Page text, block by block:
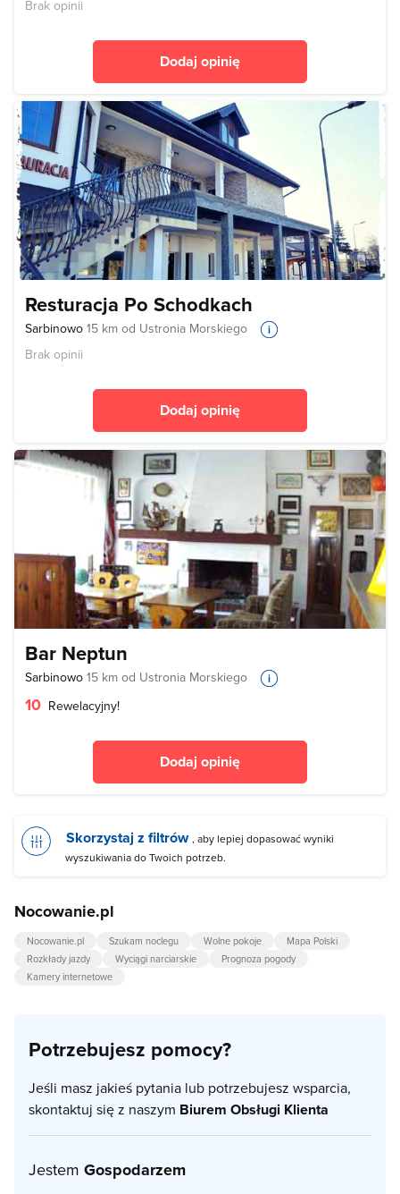
Brak opinii
Dodaj opinię
Resturacja Po Schodkach
Sarbinowo 15 km od Ustronia Morskiego
Brak opinii
Dodaj opinię
Bar Neptun
Sarbinowo 15 km od Ustronia Morskiego
10 Rewelacyjny!
Dodaj opinię
Skorzystaj z filtrów , aby lepiej dopasować wyniki
wyszukiwania do Twoich potrzeb.
Nocowanie.pl
Nocowanie.pl Szukam noclegu Wolne pokoje
Mapa Polski
Rozkłady jazdy
Wyciągi narciarskie
Prognoza pogody
Kamery internetowe
Potrzebujesz pomocy?
Jeśli masz jakieś pytania lub potrzebujesz wsparcia,
skontaktuj się z naszym Biurem Obsługi Klienta
Jestem Gospodarzem